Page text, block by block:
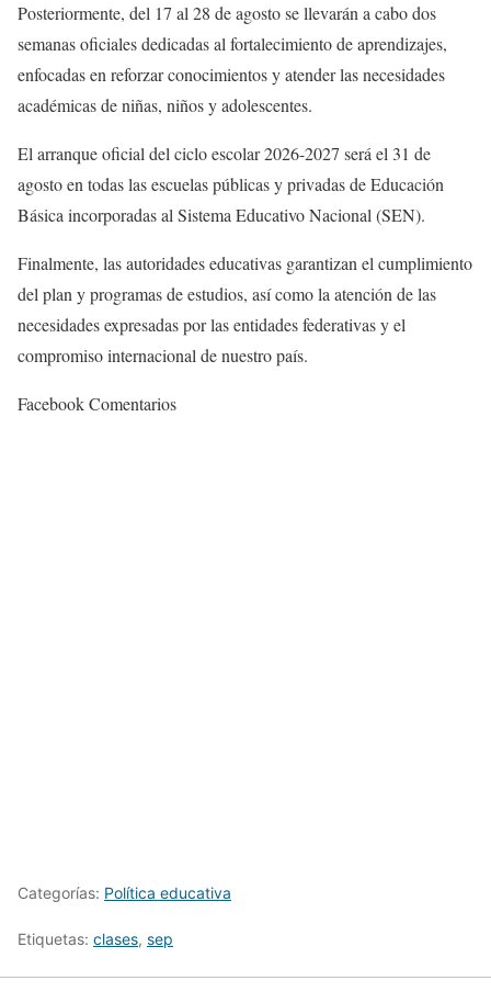
Posteriormente, del 17 al 28 de agosto se llevarán a cabo dos
semanas oficiales dedicadas al fortalecimiento de aprendizajes,
enfocadas en reforzar conocimientos y atender las necesidades
académicas de niñas, niños y adolescentes.
El arranque oficial del ciclo escolar 2026-2027 será el 31 de
agosto en todas las escuelas públicas y privadas de Educación
Básica incorporadas al Sistema Educativo Nacional (SEN).
Finalmente, las autoridades educativas garantizan el cumplimiento
del plan y programas de estudios, así como la atención de las
necesidades expresadas por las entidades federativas y el
compromiso internacional de nuestro país.
Facebook Comentarios
Categorías: Política educativa
Etiquetas: clases, sep